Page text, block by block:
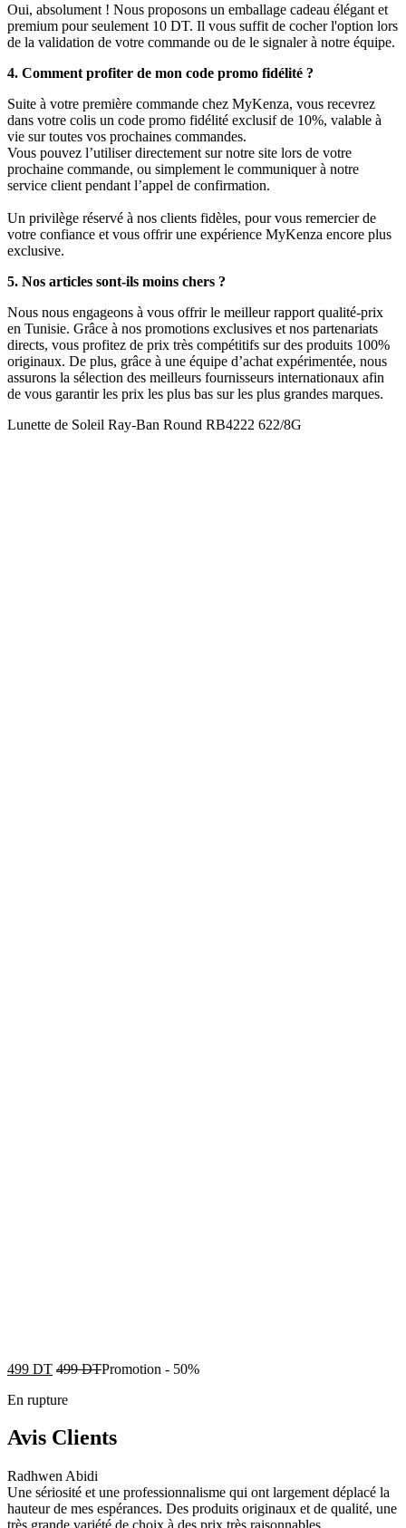
Oui, absolument ! Nous proposons un emballage cadeau élégant et
premium pour seulement 10 DT. Il vous suffit de cocher l'option lors
de la validation de votre commande ou de le signaler à notre équipe.
4. Comment profiter de mon code promo fidélité ?
Suite à votre première commande chez MyKenza, vous recevrez
dans votre colis un code promo fidélité exclusif de 10%, valable à
vie sur toutes vos prochaines commandes.
Vous pouvez l’utiliser directement sur notre site lors de votre
prochaine commande, ou simplement le communiquer à notre
service client pendant l’appel de confirmation.
Un privilège réservé à nos clients fidèles, pour vous remercier de
votre confiance et vous offrir une expérience MyKenza encore plus
exclusive.
5. Nos articles sont-ils moins chers ?
Nous nous engageons à vous offrir le meilleur rapport qualité-prix
en Tunisie. Grâce à nos promotions exclusives et nos partenariats
directs, vous profitez de prix très compétitifs sur des produits 100%
originaux. De plus, grâce à une équipe d’achat expérimentée, nous
assurons la sélection des meilleurs fournisseurs internationaux afin
de vous garantir les prix les plus bas sur les plus grandes marques.
Lunette de Soleil Ray-Ban Round RB4222 622/8G
499 DT 499DTPromotion - 50%
En rupture
Avis Clients
Radhwen Abidi
Une sériosité et une professionnalisme qui ont largement déplacé la
hauteur de mes espérances. Des produits originaux et de qualité, une